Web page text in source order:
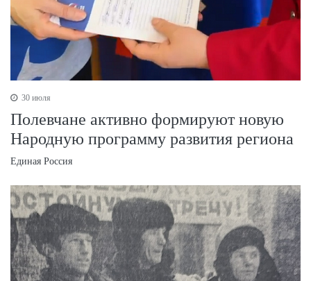
30 июля
Полевчане активно формируют новую
Народную программу развития региона
Единая Россия